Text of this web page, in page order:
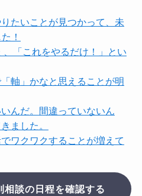
たいことが見つかって、未
！
、「これをやるだけ！」とい
軸」かなと思えることが明
んだ。間違っていないん
ました。
ワクワクすることが増えて
相談の日程を確認する